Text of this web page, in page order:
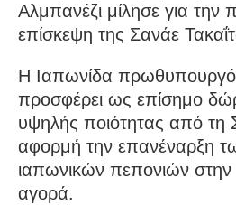
Αλμπανέζι μίλησε για την
επίσκεψη της Σανάε
Η Ιαπωνίδα
προσφέρει ως επίσημο
υψηλής ποιότητας από τη
αφορμή την επανέναρξη
ιαπωνικών πεπονιών στην
αγορά.